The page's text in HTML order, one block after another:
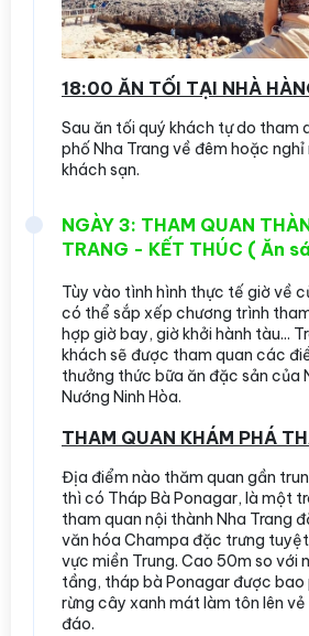
18:00 ĂN TỐI TẠI NHÀ
Sau ăn tối quý khách tự do tham
phố Nha Trang về đêm hoặc
khách sạn.
NGÀY 3: THAM QUAN
TRANG - KẾT THÚC ( Ăn
Tùy vào tình hình thực tế giờ về
có thể sắp xếp chương trình
hợp giờ bay, giờ khởi hành tàu...
khách sẽ được tham quan các
thưởng thức bữa ăn đặc sản của
Nướng Ninh Hòa.
THAM QUAN KHÁM PHÁ
Địa điểm nào thăm quan gần
thì có Tháp Bà Ponagar, là một
tham quan nội thành Nha Trang
văn hóa Champa đặc trưng
vực miền Trung. Cao 50m so với
tầng, tháp bà Ponagar được bao
rừng cây xanh mát làm tôn lên
đáo.